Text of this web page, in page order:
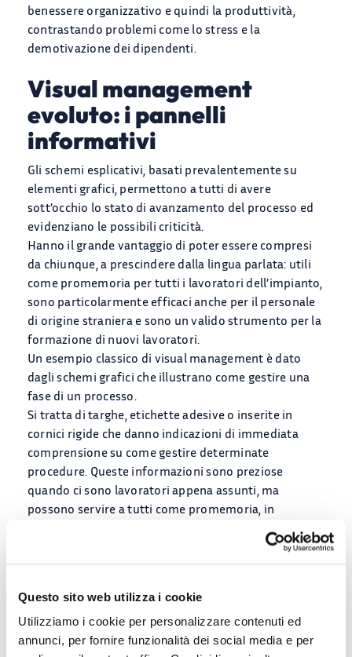
Questo sito web utilizza i cookie
Utilizziamo i cookie per personalizzare contenuti ed
annunci, per fornire funzionalità dei social media e per
benessere organizzativo e quindi la produttività,
contrastando problemi come lo stress e la
demotivazione dei dipendenti.
Visual management
evoluto: i pannelli
informativi
Gli schemi esplicativi, basati prevalentemente su
elementi grafici, permettono a tutti di avere
sott’occhio lo stato di avanzamento del processo ed
evidenziano le possibili criticità.
Hanno il grande vantaggio di poter essere compresi
da chiunque, a prescindere dalla lingua parlata: utili
come promemoria per tutti i lavoratori dell’impianto,
sono particolarmente efficaci anche per il personale
di origine straniera e sono un valido strumento per la
formazione di nuovi lavoratori.
Un esempio classico di visual management è dato
dagli schemi grafici che illustrano come gestire una
fase di un processo.
Si tratta di targhe, etichette adesive o inserite in
cornici rigide che danno indicazioni di immediata
comprensione su come gestire determinate
procedure. Queste informazioni sono preziose
quando ci sono lavoratori appena assunti, ma
possono servire a tutti come promemoria, in
particolare quando riguardano operazioni che
Oltre che negli impianti, questi elementi possono
procedure particolari che devono essere note a tutti,
come ad esempio il modo di gestire emergenze o
guasti. Un cartello in sala server, per esempio,